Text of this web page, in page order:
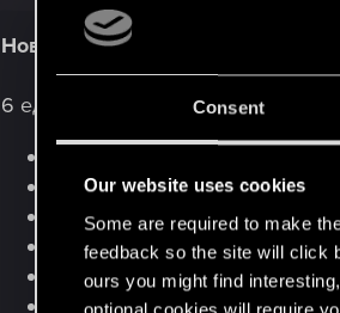
Consent
Our website uses cookies
Some are required to make
feedback so the site will click
ours you might find
Новое оружие
6 единиц огнестрельного оружия:
«Сэнко LX»
культовая целевая
VST-37 «Пожар»
«MA70 HB» (стандартный
«Кюби» (стандартная